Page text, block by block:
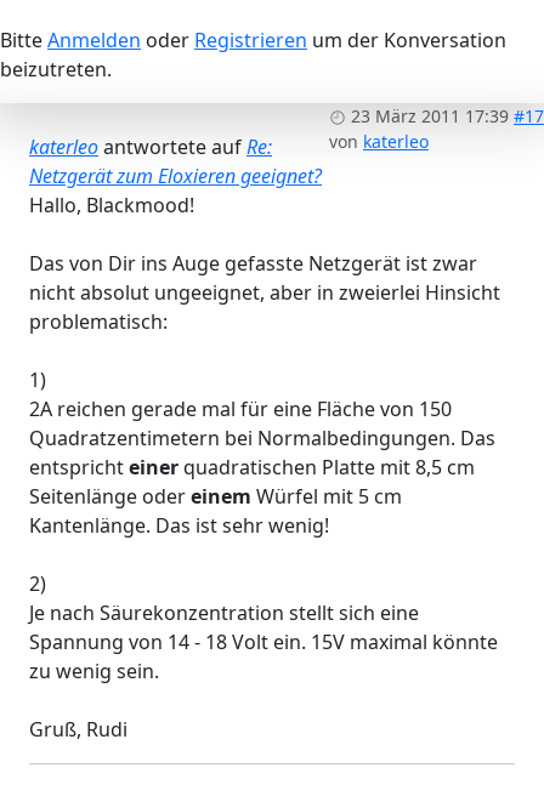
BitteAnmelden oder Registrieren um der Konversation
beizutreten.
23 März 2011 17:39 #17
von katerleo
katerleoantwortete aufRe:
Netzgerät zum Eloxieren geeignet?
Hallo, Blackmood!
Das von Dir ins Auge gefasste Netzgerät ist zwar
nicht absolut ungeeignet, aber in zweierlei Hinsicht
problematisch:
1)
2A reichen gerade mal für eine Fläche von 150
Quadratzentimetern bei Normalbedingungen. Das
entsprichteinerquadratischen Platte mit 8,5 cm
Seitenlänge odereinem Würfel mit 5 cm
Kantenlänge. Das ist sehr wenig!
2)
Je nach Säurekonzentration stellt sich eine
Spannung von 14 - 18 Volt ein. 15V maximal könnte
zu wenig sein.
Gruß, Rudi